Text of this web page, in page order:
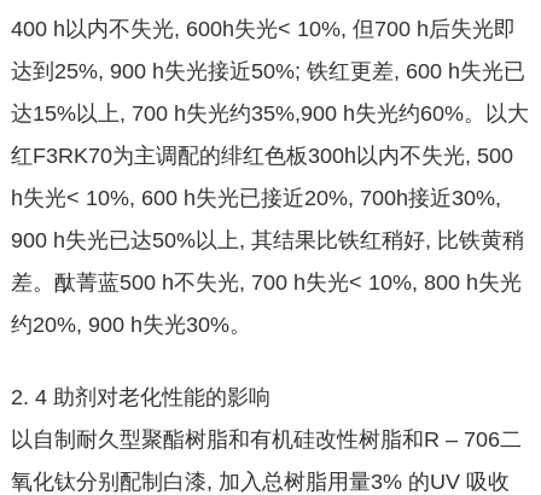
400 h以内不失光, 600h失光< 10%, 但700 h后失光即
达到25%, 900 h失光接近50%; 铁红更差, 600 h失光已
达15%以上, 700 h失光约35%,900 h失光约60%。以大
红F3RK70为主调配的绯红色板300h以内不失光, 500
h失光< 10%, 600 h失光已接近20%, 700h接近30%,
900 h失光已达50%以上, 其结果比铁红稍好, 比铁黄稍
差。酞菁蓝500 h不失光, 700 h失光< 10%, 800 h失光
约20%, 900 h失光30%。
2. 4 助剂对老化性能的影响
以自制耐久型聚酯树脂和有机硅改性树脂和R – 706二
氧化钛分别配制白漆, 加入总树脂用量3% 的UV 吸收